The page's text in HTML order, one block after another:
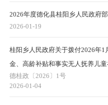
2026年度德化县桂阳乡人民政府
2026-01-19
桂阳乡人民政府关于拨付2026年
金、高龄补贴和事实无人抚养儿
德桂政〔2026〕1号
2026-01-04